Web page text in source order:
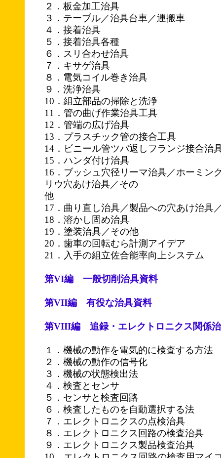
２．板金加工治具
３．テーブル／治具台車／運搬車
４．接着治具
５．接着治具各種
６．スリ合わせ治具
７．キサゲ治具
８．電気コイル巻き治具
９．洗浄治具
10．組立部品の掃除と洗浄
11．管の曲げ作業治具工具
12．管端の広げ治具
13．プラスチック管の接合工具
14．ビニール管ツバ返しフランジ接合治
15．ハンダ付け治具
16．ブッシュ穴径リーマ治具／ホーミ
リウ穴あけ治具／その
他
17．曲り直し治具／製品への穴あけ治具
18．溶かし固め治具
19．塗装治具／その他
20．歯車の回転むら計測アイデア
21．入手の組立佐合能率向上システム
第VI編 一般切削治具資料
第VII編 有役な治具資料
第VIII編 追録・エレクトロニクス関係
１．機械の動作を電気的に検査する方法
２．機械の動作の信号化
３．機械の状態検出法
４．検査とセンサ
５．センサと検査回路
６．検査したものを自動選択する法
７．エレクトロニクスの点検治具
８．エレクトロニクス回路の検査治具
９．エレクトロニクス製品検査治具